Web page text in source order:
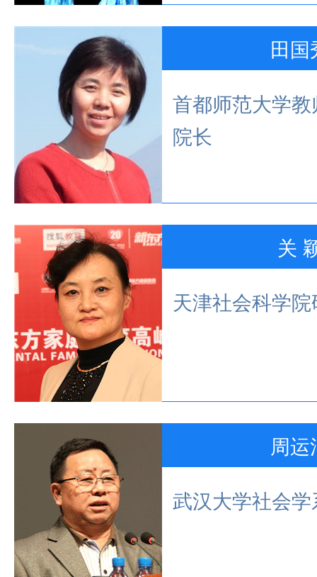
田国
首都师范大学
院长
关
天津社会科学
周运
武汉大学社会